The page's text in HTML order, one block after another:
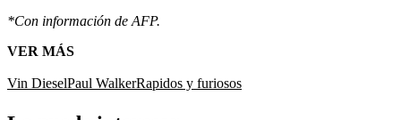
*Con información de AFP.
VER MÁS
Vin DieselPaul WalkerRapidos y furiosos